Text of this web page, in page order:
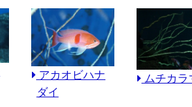
アカオビハナ
ダイ
ムチカラ